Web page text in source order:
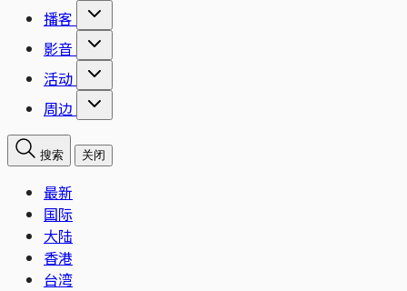
播客
影音
活动
周边
搜索 关闭
最新
国际
大陆
香港
台湾